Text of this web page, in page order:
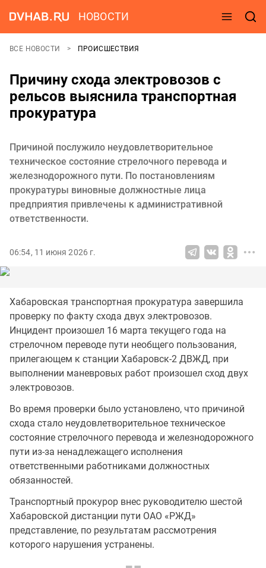
НОВОСТИ
ВСЕ НОВОСТИ ПРОИСШЕСТВИЯ
Причину схода электровозов с
рельсов выяснила транспортная
прокуратура
Причиной послужило неудовлетворительное
техническое состояние стрелочного перевода и
железнодорожного пути. По постановлениям
прокуратуры виновные должностные лица
предприятия привлечены к административной
ответственности.
06:54, 11 июня 2026 г.
Хабаровская транспортная прокуратура завершила
проверку по факту схода двух электровозов.
Инцидент произошел 16 марта текущего года на
стрелочном переводе пути необщего пользования,
прилегающем к станции Хабаровск-2 ДВЖД, при
выполнении маневровых работ произошел сход двух
электровозов.
Во время проверки было установлено, что причиной
схода стало неудовлетворительное техническое
состояние стрелочного перевода и железнодорожного
пути из-за ненадлежащего исполнения
ответственными работниками должностных
обязанностей.
Транспортный прокурор внес руководителю шестой
Хабаровской дистанции пути ОАО «РЖД»
представление, по результатам рассмотрения
которого нарушения устранены.